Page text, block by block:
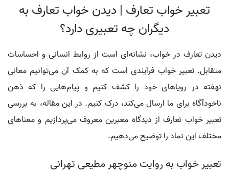
تعبیر خواب تعارف | دیدن خواب تعارف به
دیگران چه تعبیری دارد؟
دیدن تعارف در خواب، نشانه‌ای است از روابط انسانی و احساسات
متقابل. تعبیر خواب فرآیندی است که به کمک آن می‌توانیم معانی
نهفته در رویاهای خود را کشف کنیم و پیام‌هایی را که ذهن
ناخودآگاه برای ما ارسال می‌کند، درک کنیم. در این مقاله، به بررسی
تعبیر خواب تعارف از دیدگاه معبرین معروف می‌پردازیم و معناهای
مختلف این نماد را توضیح می‌دهیم.
تعبیر خواب به روایت منوچهر مطیعی تهرانی